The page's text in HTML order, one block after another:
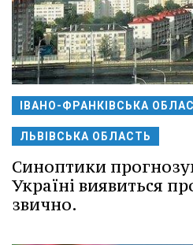
ІВАНО-ФРАНКІВСЬКА
ЛЬВІВСЬКА ОБЛАСТЬ
Синоптики
Україні виявиться
звично.